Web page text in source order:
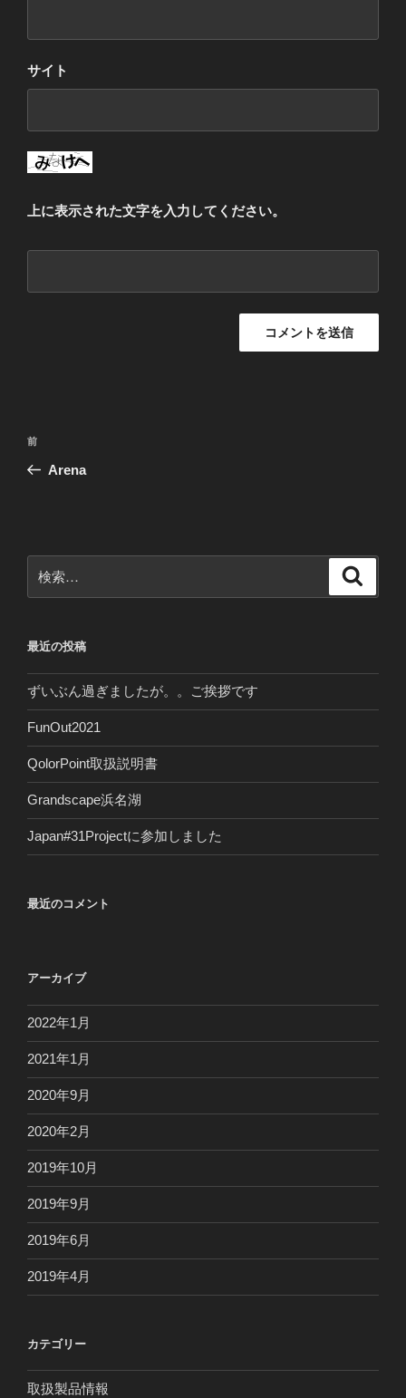
サイト
上に表示された文字を入力してください。
投
ナ
ー
シ
前
の
前
Arena
索:
最近の投稿
ずいぶん過ぎましたが。。ご挨拶です
FunOut2021
QolorPoint取扱説明書
Grandscape浜名湖
Japan#31Projectに参加しました
最近のコメント
アーカイブ
2022年1月
2021年1月
2020年9月
2020年2月
2019年10月
2019年9月
2019年6月
2019年4月
カテゴリー
取扱製品情報